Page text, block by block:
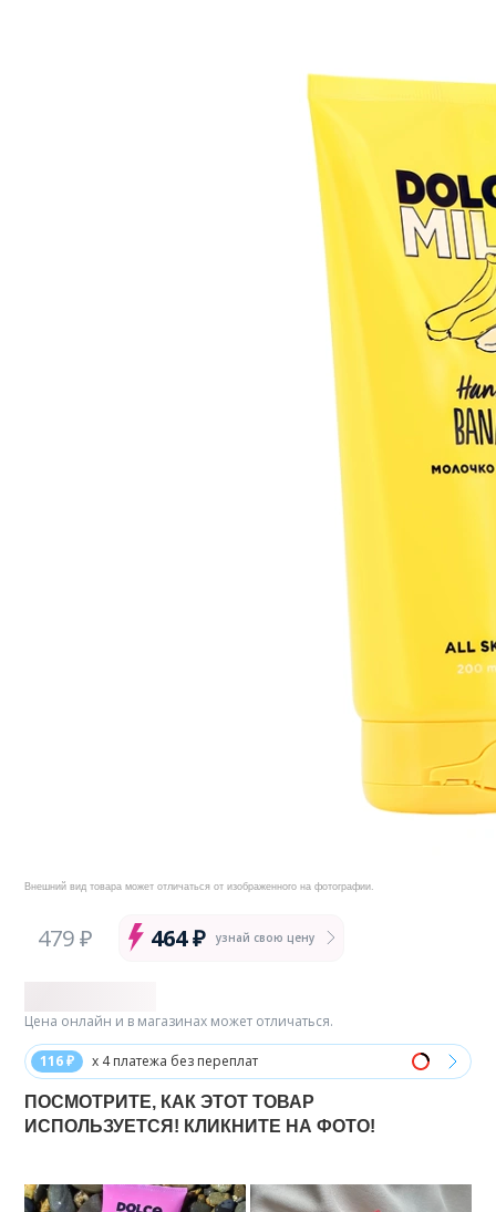
Внешний вид товара может отличаться от изображенного на фотографии.
479 ₽ 464 ₽ узнай свою цену
116 ₽ x 4 платежа без переплат
Цена онлайн и в магазинах может отличаться.
ПОСМОТРИТЕ, КАК ЭТОТ ТОВАР
ИСПОЛЬЗУЕТСЯ! КЛИКНИТЕ НА ФОТО!